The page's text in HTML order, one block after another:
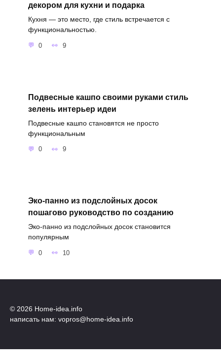
декором для кухни и подарка
Кухня — это место, где стиль встречается с
функциональностью.
0 9
Подвесные кашпо своими руками стиль
зелень интерьер идеи
Подвесные кашпо становятся не просто
функциональным
0 9
Эко-панно из подслойных досок
пошагово руководство по созданию
Эко-панно из подслойных досок становится
популярным
0 10
© 2026 Home-idea.info
написать нам: vopros@home-idea.info